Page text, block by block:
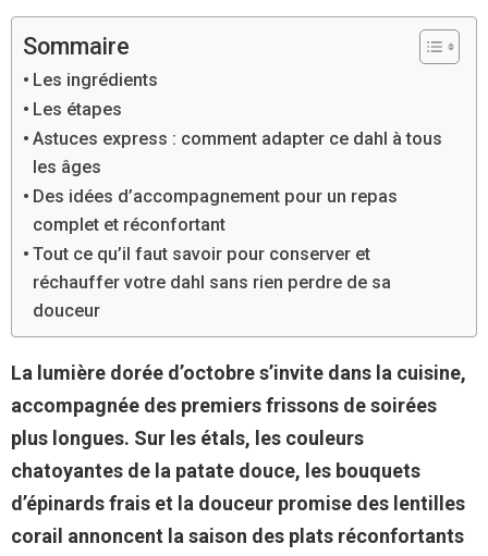
Sommaire
Les ingrédients
Les étapes
Astuces express : comment adapter ce dahl à tous
les âges
Des idées d’accompagnement pour un repas
complet et réconfortant
Tout ce qu’il faut savoir pour conserver et
réchauffer votre dahl sans rien perdre de sa
douceur
La lumière dorée d’octobre s’invite dans la cuisine,
accompagnée des premiers frissons de soirées
plus longues. Sur les étals, les couleurs
chatoyantes de la patate douce, les bouquets
d’épinards frais et la douceur promise des lentilles
corail annoncent la saison des plats réconfortants